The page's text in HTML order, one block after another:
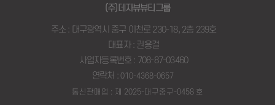
(주)데자뷰뷰티그룹
주소 : 대구광역시 중구 이천로 230-18, 2층 239호
대표자 : 권용걸
사업자등록번호 : 708-87-03460
연락처 : 010-4368-0657
통신판매업 : 제 2025-대구중구-0458 호